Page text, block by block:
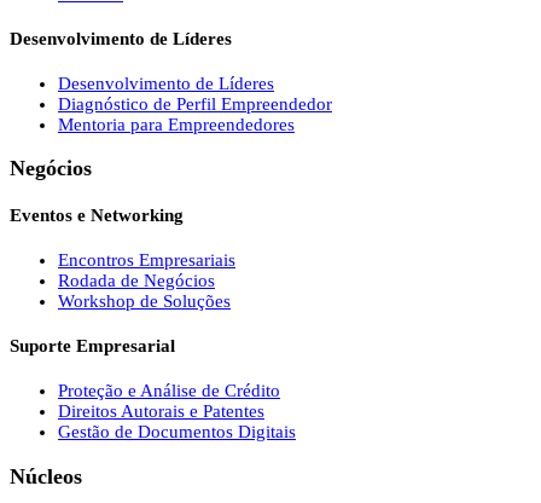
Desenvolvimento de Líderes
Desenvolvimento de Líderes
Diagnóstico de Perfil Empreendedor
Mentoria para Empreendedores
Negócios
Eventos e Networking
Encontros Empresariais
Rodada de Negócios
Workshop de Soluções
Suporte Empresarial
Proteção e Análise de Crédito
Direitos Autorais e Patentes
Gestão de Documentos Digitais
Núcleos